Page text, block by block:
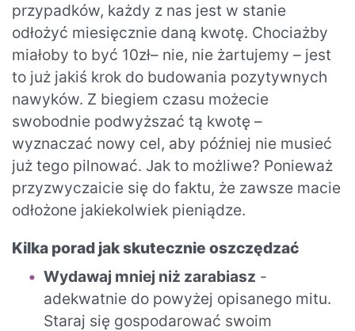
przypadków, każdy z nas jest w stanie
odłożyć miesięcznie daną kwotę. Chociażby
miałoby to być 10zł– nie, nie żartujemy – jest
to już jakiś krok do budowania pozytywnych
nawyków. Z biegiem czasu możecie
swobodnie podwyższać tą kwotę –
wyznaczać nowy cel, aby później nie musieć
już tego pilnować. Jak to możliwe? Ponieważ
przyzwyczaicie się do faktu, że zawsze macie
odłożone jakiekolwiek pieniądze.
Kilka porad jak skutecznie oszczędzać
Wydawaj mniej niż zarabiasz -
adekwatnie do powyżej opisanego mitu.
Staraj się gospodarować swoim